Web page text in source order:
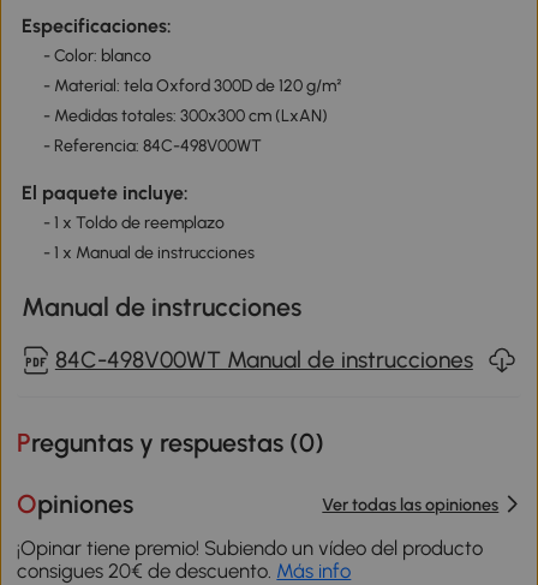
Especificaciones:
- Color: blanco
- Material: tela Oxford 300D de 120 g/m²
- Medidas totales: 300x300 cm (LxAN)
- Referencia: 84C-498V00WT
El paquete incluye:
- 1 x Toldo de reemplazo
- 1 x Manual de instrucciones
Manual de instrucciones
84C-498V00WT Manual de instrucciones
Preguntas y respuestas (0)
Opiniones Ver todas las opiniones
¡Opinar tiene premio! Subiendo un vídeo del producto
consigues 20€ de descuento. Más info